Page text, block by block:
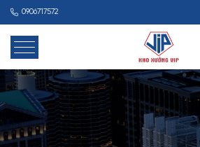
0906717572